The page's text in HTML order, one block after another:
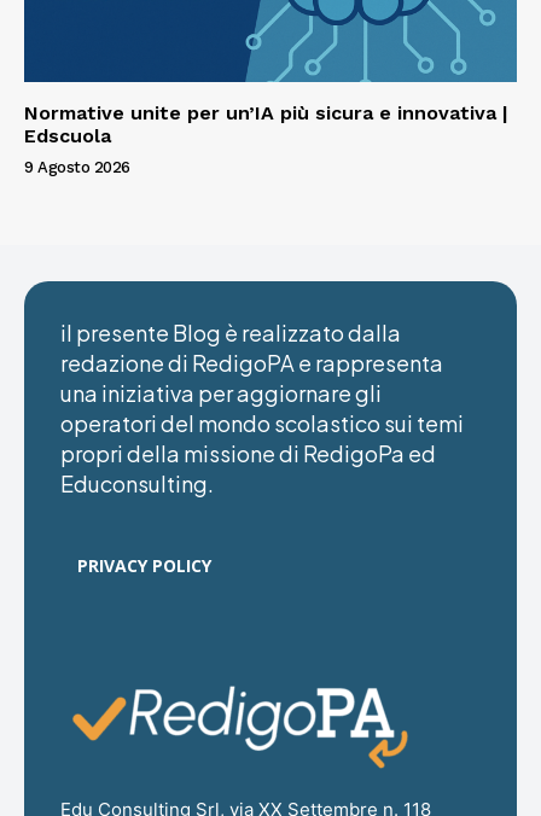
Normative unite per un’IA più sicura e innovativa |
Edscuola
9 Agosto 2026
il presente Blog è realizzato dalla
redazione di RedigoPA e rappresenta
una iniziativa per aggiornare gli
operatori del mondo scolastico sui temi
propri della missione di RedigoPa ed
Educonsulting.
PRIVACY POLICY
Edu Consulting Srl, via XX Settembre n. 118